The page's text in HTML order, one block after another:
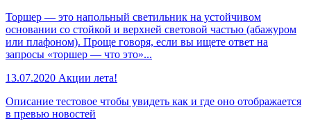
Торшер — это напольный светильник на устойчивом
основании со стойкой и верхней световой частью (абажуром
или плафоном). Проще говоря, если вы ищете ответ на
запросы «торшер — что это»...
13.07.2020 Акции лета!
Описание тестовое чтобы увидеть как и где оно отображается
в превью новостей